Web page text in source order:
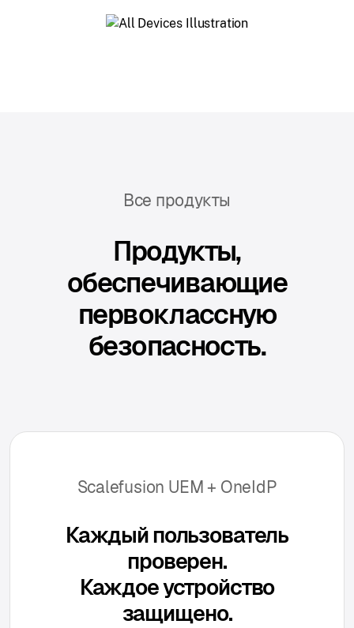
Все продукты
Продукты,
обеспечивающие
первоклассную
безопасность.
Scalefusion UEM + OneIdP
Каждый пользователь
проверен.
Каждое устройство
защищено.